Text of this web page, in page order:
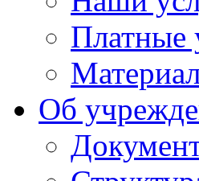
Платные
Об